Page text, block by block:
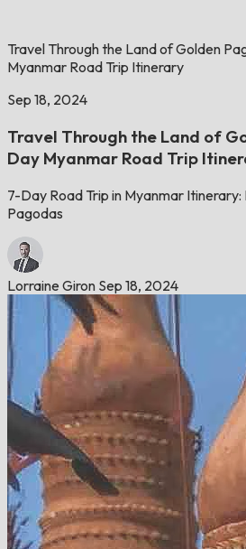
Travel Through the Land of Golden
Myanmar Road Trip Itinerary
Sep 18, 2024
Travel Through the Land of
Day Myanmar Road Trip
7-Day Road Trip in Myanmar
Pagodas
Lorraine Giron Sep 18, 2024